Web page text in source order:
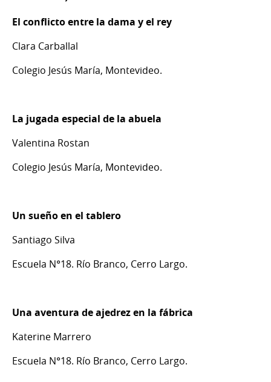
El conflicto entre la dama y el rey
Clara Carballal
Colegio Jesús María, Montevideo.
La jugada especial de la abuela
Valentina Rostan
Colegio Jesús María, Montevideo.
Un sueño en el tablero
Santiago Silva
Escuela N°18. Río Branco, Cerro Largo.
Una aventura de ajedrez en la fábrica
Katerine Marrero
Escuela N°18. Río Branco, Cerro Largo.